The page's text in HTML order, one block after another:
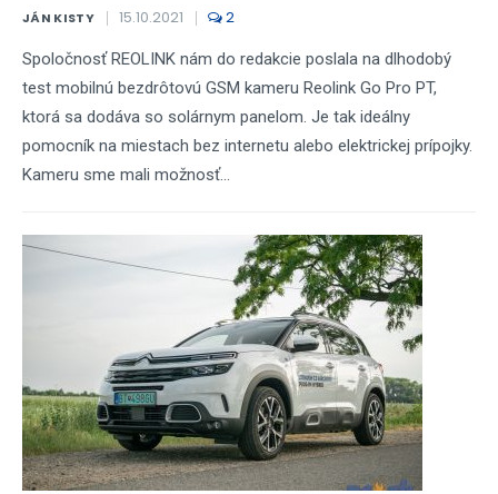
JÁN KISTY 15.10.2021 2
Spoločnosť REOLINK nám do redakcie poslala na dlhodobý
test mobilnú bezdrôtovú GSM kameru Reolink Go Pro PT,
ktorá sa dodáva so solárnym panelom. Je tak ideálny
pomocník na miestach bez internetu alebo elektrickej prípojky.
Kameru sme mali možnosť...